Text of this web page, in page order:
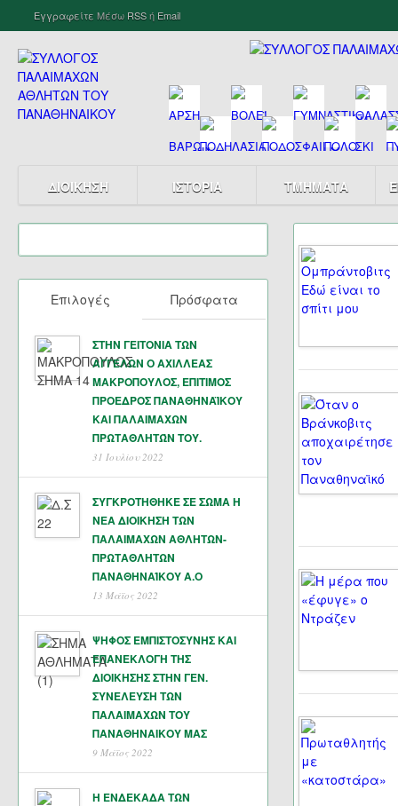
Εγγραφείτε Μέσω RSSή Email
ΔΙΟΙΚΗΣΗ ΙΣΤΟΡΙΑ ΤΜΗΜΑΤΑ
Επιλογές Πρόσφατα
ΣΤΗΝ ΓΕΙΤΟΝΙΑ ΤΩΝ
ΑΓΓΕΛΩΝ Ο ΑΧΙΛΛΕΑΣ
ΜΑΚΡΟΠΟΥΛΟΣ, ΕΠΙΤΙΜΟΣ
ΠΡΟΕΔΡΟΣ ΠΑΝΑΘΗΝΑΪΚΟΥ
ΚΑΙ ΠΑΛΑΙΜΑΧΩΝ
ΠΡΩΤΑΘΛΗΤΏΝ ΤΟΥ.
31 Ιουλίου 2022
ΣΥΓΚΡΟΤΗΘΗΚΕ ΣΕ ΣΩΜΑ Η
ΝΕΑ ΔΙΟΙΚΗΣΗ ΤΩΝ
ΠΑΛΑΙΜΑΧΩΝ ΑΘΛΗΤΩΝ-
ΠΡΩΤΑΘΛΗΤΩΝ
ΠΑΝΑΘΗΝΑΊΚΟΥ Α.Ο
13 Μάϊος 2022
ΨΗΦΟΣ ΕΜΠΙΣΤΟΣΥΝΗΣ ΚΑΙ
ΕΠΑΝΕΚΛΟΓΗ ΤΗΣ
ΔΙΟΙΚΗΣΗΣ ΣΤΗΝ ΓΕΝ.
ΣΥΝΕΛΕΥΣΗ ΤΩΝ
ΠΑΛΑΙΜΑΧΩΝ ΤΟΥ
ΠΑΝΑΘΗΝΑΙΚΟΥ ΜΑΣ
9 Μάϊος 2022
Η ΕΝΔΕΚΑΔΑ ΤΩΝ